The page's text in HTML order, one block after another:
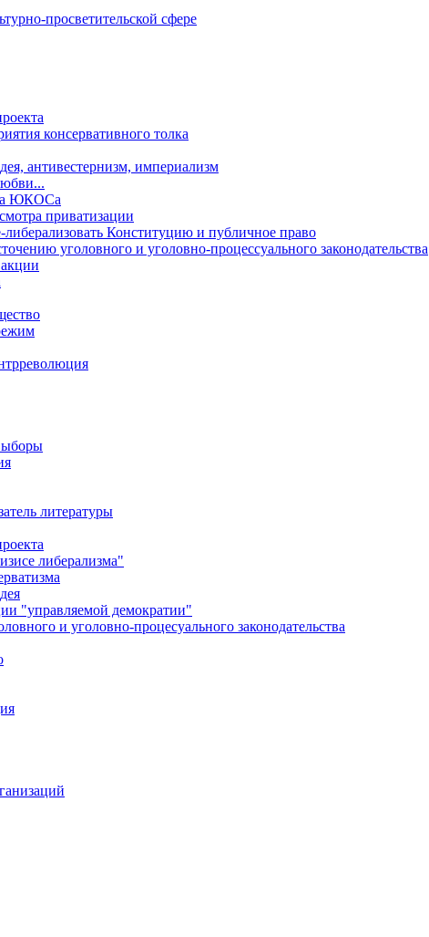
просветительской сфере
консервативного толка
антивестернизм, империализм
ЮКОСа
приватизации
Конституцию и публичное право
уголовного и уголовно-процессуального законодательства
литературы
либерализма"
"управляемой демократии"
и уголовно-процесуального законодательства